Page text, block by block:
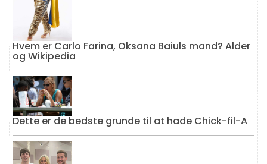
Hvem er Carlo Farina, Oksana Baiuls mand? Alder
og Wikipedia
Dette er de bedste grunde til at hade Chick-fil-A